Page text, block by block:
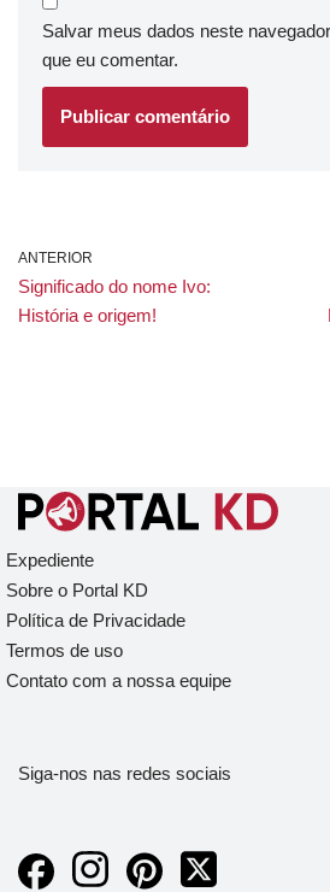
Salvar meus dados neste
que eu comentar.
ANTERIOR
Significado do nome Ivo:
História e origem!
Expediente
Sobre o Portal KD
Política de Privacidade
Termos de uso
Contato com a nossa equipe
Siga-nos nas redes sociais